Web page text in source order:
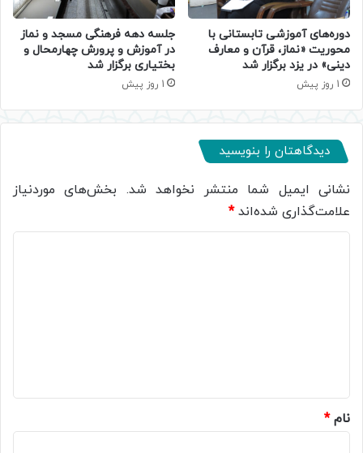
دوره‌های آموزشی تابستانی با
محوریت «نماز، قرآن و معارف
دینی» در یزد برگزار شد
1 روز پیش
جلسه دهه فرهنگی مسجد و نماز
در آموزش و پرورش چهارمحال و
بختیاری برگزار شد
1 روز پیش
دیدگاهتان را بنویسید
نشانی ایمیل شما منتشر نخواهد شد. بخش‌های موردنیاز
علامت‌گذاری شده‌اند*
نام*